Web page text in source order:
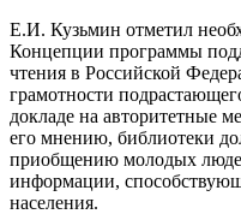
Е.И. Кузьмин отметил
Концепции программы
чтения в Российской
грамотности
докладе на авторитетные
его мнению, библиотеки
приобщению молодых
информации,
населения.